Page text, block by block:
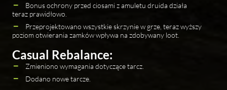
Bonus ochrony przed ciosami z amuletu druida działa
teraz prawidłowo.
Przeprojektowano wszystkie skrzynie w grze, teraz wyższy
poziom otwierania zamków wpływa na zdobywany loot.
Casual Rebalance:
Zmieniono wymagania dotyczące tarcz.
Dodano nowe tarcze.